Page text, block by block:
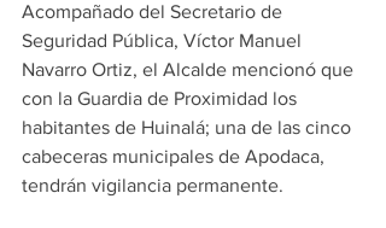
Acompañado del Secretario de
Seguridad Pública, Víctor Manuel
Navarro Ortiz, el Alcalde mencionó que
con la Guardia de Proximidad los
habitantes de Huinalá; una de las cinco
cabeceras municipales de Apodaca,
tendrán vigilancia permanente.